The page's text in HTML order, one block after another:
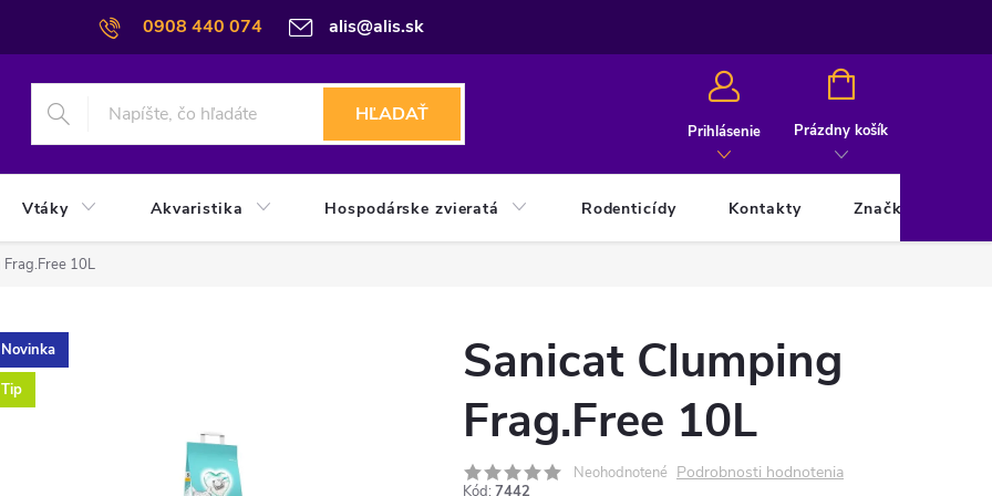
0908 440 074 alis@alis.sk
HĽADAŤ
Prihlásenie
NÁKUPNÝ
Prázdny košík
Vtáky Akvaristika Hospodárske zvieratá Rodenticídy Kontakty Značky
10L
Novinka
Tip
Sanicat Clumping
Frag.Free 10L
Neohodnotené Podrobnosti hodnotenia
Kód: 7442